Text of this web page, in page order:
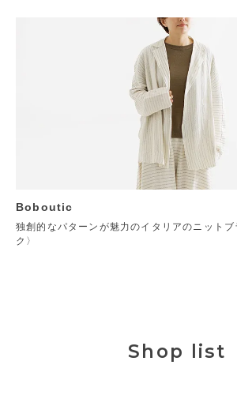
Boboutic
独創的なパターンが魅力のイタリアのニットブ
ク〉
Shop list